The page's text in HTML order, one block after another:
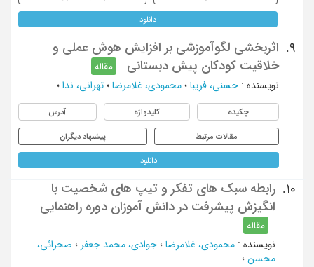
دانلود
9.
اثربخشی لگوآموزشی بر افزایش هوش عملی و
خلاقیت کودکان پیش دبستانی
مقاله
نویسنده : حسنی، فریبا ؛ محمودی، غلامرضا ؛ تهرانی، ندا ؛
چکیده کلیدواژه آدرس
مقالات مرتبط پیشنهاد دیگران
دانلود
10.
رابطه سبک های تفکر و تیپ های شخصیت با
انگیزش پیشرفت در دانش آموزان دوره راهنمایی
مقاله
نویسنده : محمودی، غلامرضا ؛ جوادی، محمد جعفر ؛ صحرائی،
محسن ؛